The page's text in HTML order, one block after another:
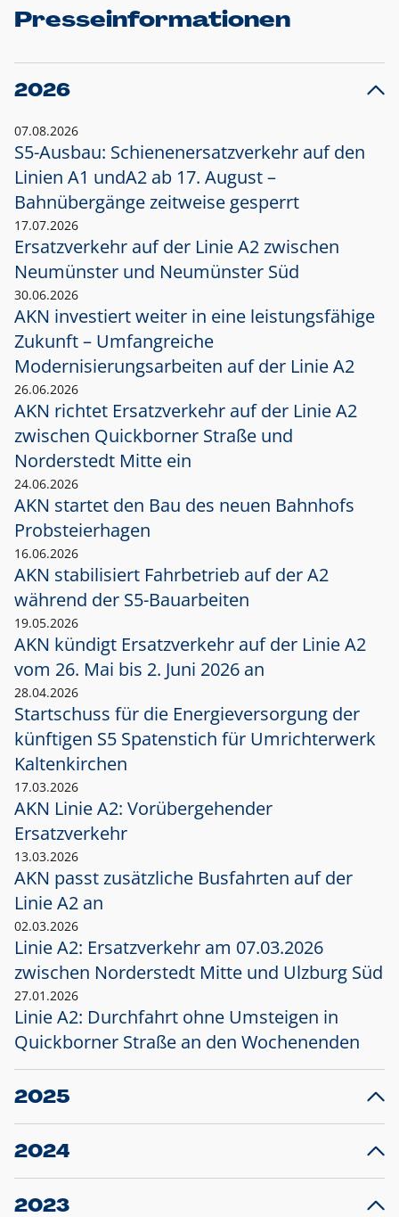
Presseinformationen
2026
07.08.2026
S5-Ausbau: Schienenersatzverkehr auf den
Linien A1 undA2 ab 17. August –
Bahnübergänge zeitweise gesperrt
17.07.2026
Ersatzverkehr auf der Linie A2 zwischen
Neumünster und Neumünster Süd
30.06.2026
AKN investiert weiter in eine leistungsfähige
Zukunft – Umfangreiche
Modernisierungsarbeiten auf der Linie A2
26.06.2026
AKN richtet Ersatzverkehr auf der Linie A2
zwischen Quickborner Straße und
Norderstedt Mitte ein
24.06.2026
AKN startet den Bau des neuen Bahnhofs
Probsteierhagen
16.06.2026
AKN stabilisiert Fahrbetrieb auf der A2
während der S5-Bauarbeiten
19.05.2026
AKN kündigt Ersatzverkehr auf der Linie A2
vom 26. Mai bis 2. Juni 2026 an
28.04.2026
Startschuss für die Energieversorgung der
künftigen S5 Spatenstich für Umrichterwerk
Kaltenkirchen
17.03.2026
AKN Linie A2: Vorübergehender
Ersatzverkehr
13.03.2026
AKN passt zusätzliche Busfahrten auf der
Linie A2 an
02.03.2026
Linie A2: Ersatzverkehr am 07.03.2026
zwischen Norderstedt Mitte und Ulzburg Süd
27.01.2026
Linie A2: Durchfahrt ohne Umsteigen in
Quickborner Straße an den Wochenenden
2025
23.12.2025
Projekt S5: Start der Bauarbeiten am
2024
10.12.2024
Großprojekt S5: Sperrung der Bahnstraße in
2023